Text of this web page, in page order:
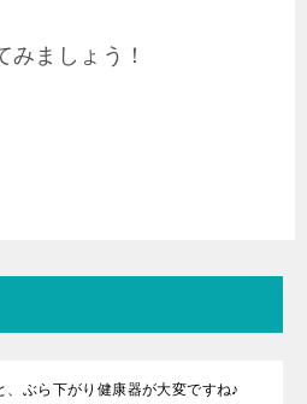
みましょう！
、ぶら下がり健康器が大変ですね♪